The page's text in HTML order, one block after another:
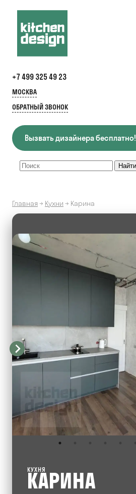
+7 499 325 49 23
МОСКВА
ОБРАТНЫЙ ЗВОНОК
Вызвать дизайнера бесплатно!
Главная→ Кухни → Карина
КУХНЯ
КАРИНА